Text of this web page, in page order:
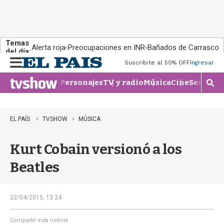
Temas
del día:Alerta roja Preocupaciones en INR Bañados de Carrasco
n
u
Suscribite al 50% OFFIngresar
PersonajesTV y radioMúsicaCineSeries
M
o
e
EL PAÍS TVSHOW MÚSICA
Kurt Cobain versionó a los
Beatles
22/04/2015, 13:24
Compartir esta noticia